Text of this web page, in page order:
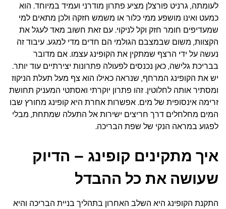
לעומתה, גרניט פורצלן מציע פתרון מודרני ועמיד במיוחד. הוא
כמעט ואינו מושפע ממי כלור או משמש חזקה ולכן מתאים למי
שמעדיפים חומר חזק וקל לניקוי. עם זאת חשוב מאד לעגל את
הקצוות, משום שבמצבם הגולמי הם חדים מדי למגע. עיבוד זה
נעשה על ידי הרצף שמתקין את הקופינג עצמו. אם מדובר
בבריכת גלישה, כאן נכנסים לפעולה פתרונות יצירתיים עוד יותר.
יש את הקופינג המרחף, שנראה כאילו הוא צף מעל תעלת הניקוז
ומסתיר אותה לחלוטין. זהו פתרון יוקרתי ואסתטי המעניק תחושת
זרימה אינסופית של מים. אפשרות אחרת היא קופינג מחורץ שבו
המים מחלחלים דרך חריצים ישירות אל התעלה שמתחת, מבלי
לפגוע במראה הנקי של שפת הבריכה.
איך מתקינים קופינג – הדיוק
שעושה את כל ההבדל
התקנת הקופינג היא השלב האחרון בתהליך בניית הבריכה והיא